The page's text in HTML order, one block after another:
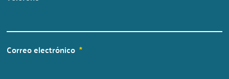
Correo electrónico